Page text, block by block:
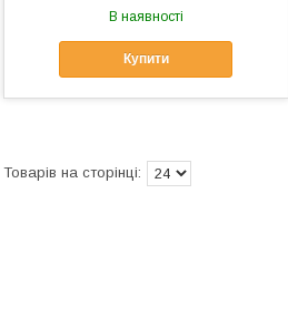
В наявності
Купити